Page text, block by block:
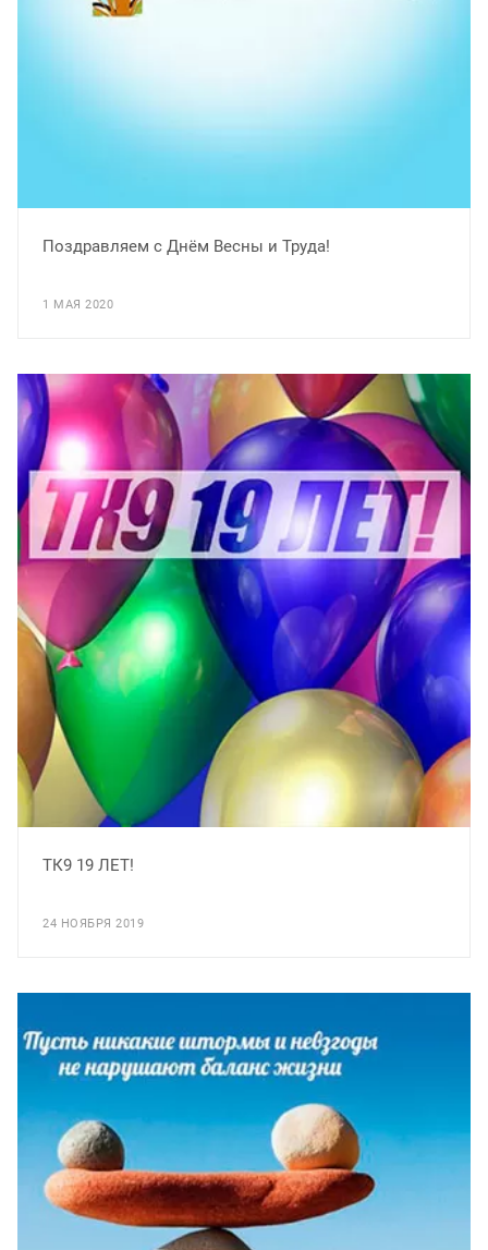
Поздравляем с Днём Весны и Труда!
1 МАЯ 2020
ТК9 19 ЛЕТ!
24 НОЯБРЯ 2019